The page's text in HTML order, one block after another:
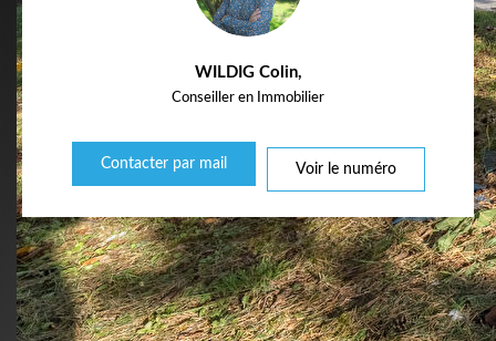
WILDIG Colin,
Conseiller en Immobilier
Contacter par mail Voir le numéro